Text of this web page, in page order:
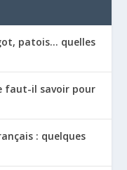
patois… quelles
faut-il savoir pour
: quelques